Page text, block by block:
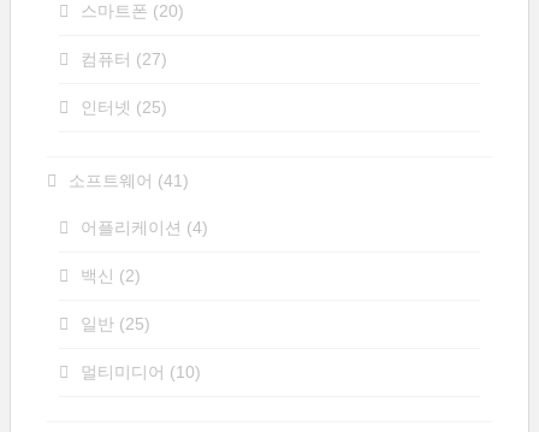
스마트폰 (20)
컴퓨터 (27)
인터넷 (25)
소프트웨어 (41)
어플리케이션 (4)
백신 (2)
일반 (25)
멀티미디어 (10)